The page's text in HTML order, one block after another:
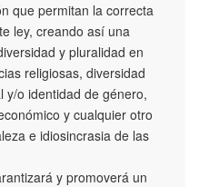
que permitan la correcta
ley, creando así una
y pluralidad en
religiosas, diversidad
y/o identidad de género,
y cualquier otro
e idiosincrasia de las
y promoverá un